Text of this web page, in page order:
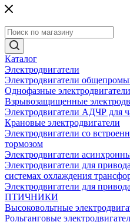
Каталог
Электродвигатели
Электродвигатели
Однофазные электродвигатели
Взрывозащищенные
Электродвигатели АДЧР для
Крановые электродвигатели
Электродвигатели со
тормозом
Электродвигатели
Электродвигатели для
системах охлаждения
Электродвигатели для
ПТИЧНИКИ
Высоковольтные
Рольганговые